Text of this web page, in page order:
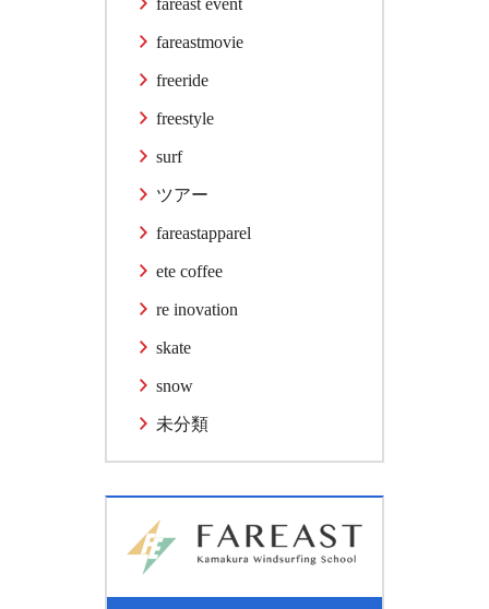
fareast event
fareastmovie
freeride
freestyle
surf
ツアー
fareastapparel
ete coffee
re inovation
skate
snow
未分類